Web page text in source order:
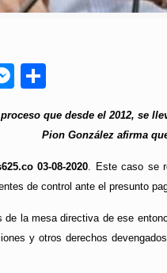
Messenger
que desde el 2012, se
Pion González afirma
03-08-2020 . Este caso se
de control ante el presunto
la mesa directiva de ese
y otros derechos